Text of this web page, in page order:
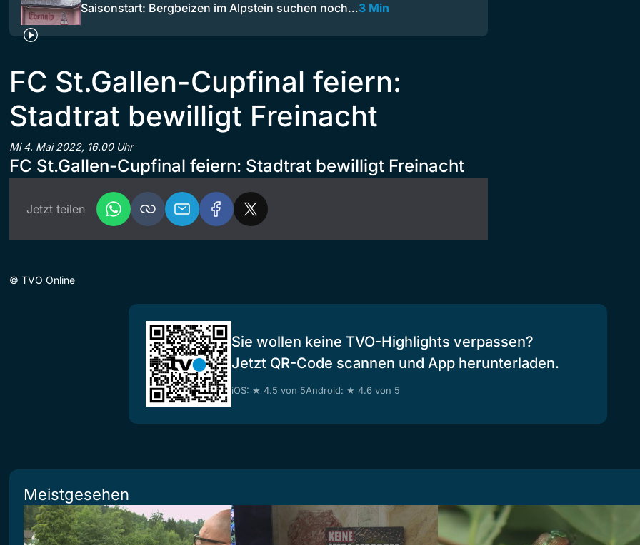
Saisonstart: Bergbeizen im Alpstein suchen noch…3 Min
FC St.Gallen-Cupfinal feiern:
Stadtrat bewilligt Freinacht
Mi 4. Mai 2022, 16.00 Uhr
FC St.Gallen-Cupfinal feiern: Stadtrat bewilligt Freinacht
Jetzt teilen
© TVO Online
Sie wollen keine TVO-Highlights verpassen?
Jetzt QR-Code scannen und App herunterladen.
iOS: ★ 4.5 von 5Android: ★ 4.6 von 5
Meistgesehen